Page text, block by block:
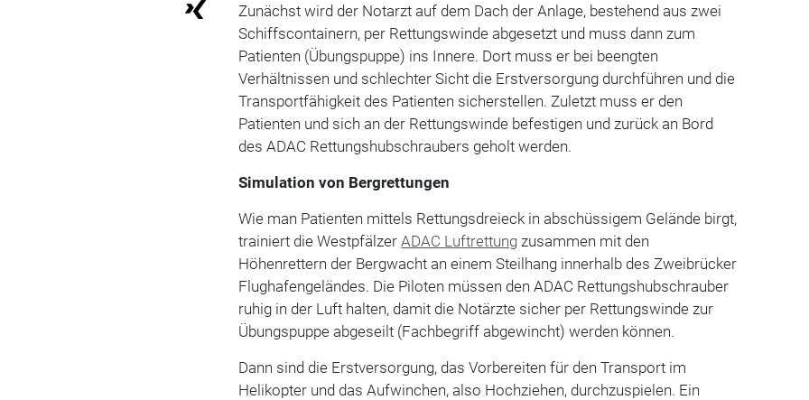
Zunächst wird der Notarzt auf dem Dach der Anlage, bestehend aus zwei
Schiffscontainern, per Rettungswinde abgesetzt und muss dann zum
Patienten (Übungspuppe) ins Innere. Dort muss er bei beengten
Verhältnissen und schlechter Sicht die Erstversorgung durchführen und die
Transportfähigkeit des Patienten sicherstellen. Zuletzt muss er den
Patienten und sich an der Rettungswinde befestigen und zurück an Bord
des ADAC Rettungshubschraubers geholt werden.
Simulation von Bergrettungen
Wie man Patienten mittels Rettungsdreieck in abschüssigem Gelände birgt,
trainiert die WestpfälzerADAC Luftrettung zusammen mit den
Höhenrettern der Bergwacht an einem Steilhang innerhalb des Zweibrücker
Flughafengeländes. Die Piloten müssen den ADAC Rettungshubschrauber
ruhig in der Luft halten, damit die Notärzte sicher per Rettungswinde zur
Übungspuppe abgeseilt (Fachbegriff abgewincht) werden können.
Dann sind die Erstversorgung, das Vorbereiten für den Transport im
Helikopter und das Aufwinchen, also Hochziehen, durchzuspielen. Ein